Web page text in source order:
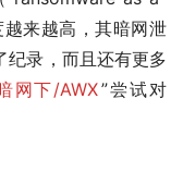
来越高，其暗网泄
纪录，而且还有更多
网下/AWX”尝试对